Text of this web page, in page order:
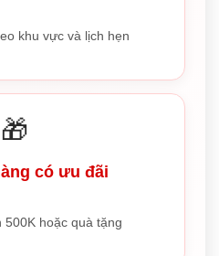
khu vực và lịch hẹn
🎁
có ưu đãi
hoặc quà tặng